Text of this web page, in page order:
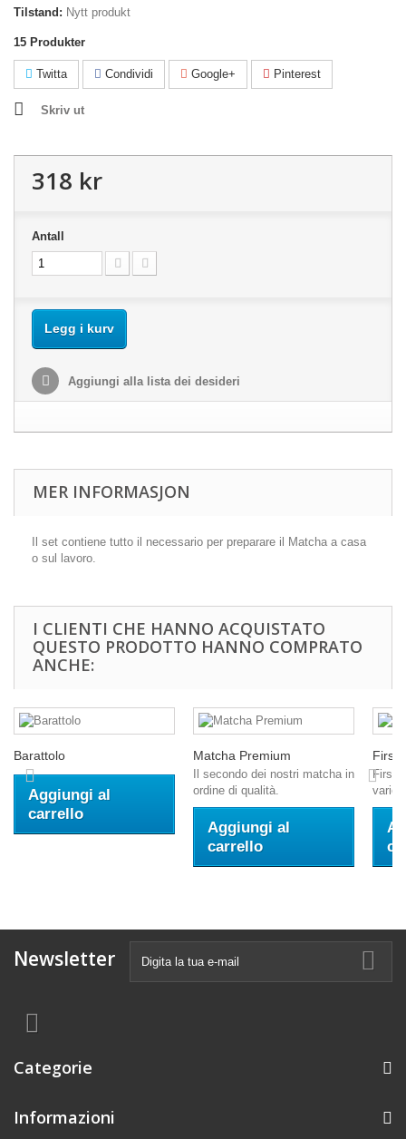
Tilstand: Nytt produkt
15 Produkter
Twitta Condividi Google+ Pinterest
Skriv ut
318 kr
Antall
Legg i kurv
Aggiungi alla lista dei desideri
MER INFORMASJON
Il set contiene tutto il necessario per preparare il Matcha a casa
o sul lavoro.
I CLIENTI CHE HANNO ACQUISTATO
QUESTO PRODOTTO HANNO COMPRATO
ANCHE:
Barattolo
Aggiungi al
carrello
Matcha Premium
Il secondo dei nostri matcha in
ordine di qualità.
Aggiungi al
carrello
First
First
Newsletter
Categorie
Informazioni